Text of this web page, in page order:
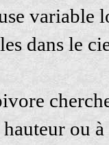
variable
dans le
ou